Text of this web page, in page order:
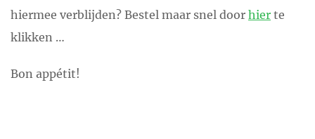
hiermee verblijden? Bestel maar snel door hier te
klikken …
Bon appétit!